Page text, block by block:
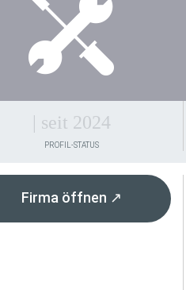
| seit 2024
PROFIL-STATUS
Firma öffnen ↗